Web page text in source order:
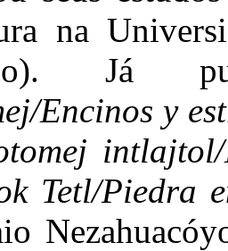
na
Já
Encinos y
Tetl/Piedra